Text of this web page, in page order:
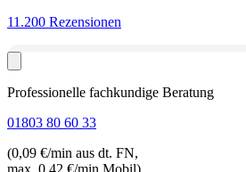
11.200 Rezensionen
Professionelle fachkundige Beratung
01803 80 60 33
(0,09 €/min aus dt. FN,
max. 0,42 €/min Mobil)